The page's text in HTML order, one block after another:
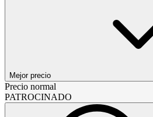
Mejor precio
Precio normal
PATROCINADO